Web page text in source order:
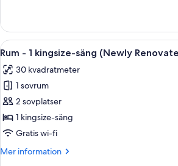
Grand
Suite
Öppna
alla
foton
för
Rum
-
1
säng
Ett
4
Rum - 1 kingsize-säng (Newly
30 kvadratmeter
1 sovrum
2 sovplatser
1 kingsize-säng
Gratis wi-fi
Mer information
Mer